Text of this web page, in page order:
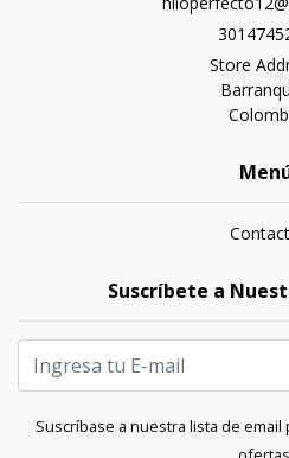
Store
Suscríbete a
Suscríbase a nuestra lista de